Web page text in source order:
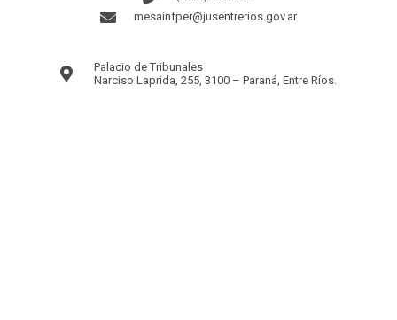
mesainfper@jusentrerios.gov.ar
Palacio de Tribunales
Narciso Laprida, 255, 3100 – Paraná, Entre Ríos.